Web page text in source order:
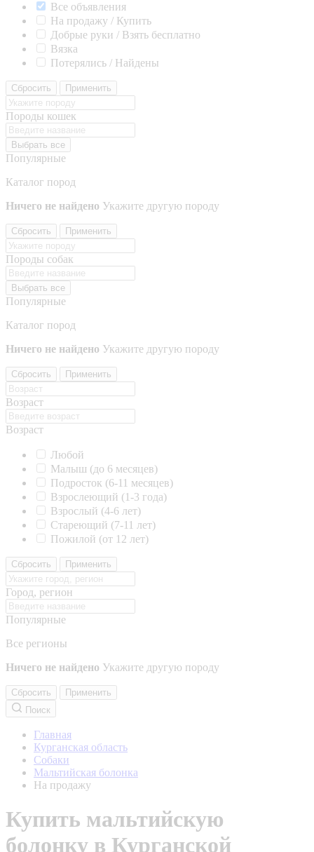
Все объявления
На продажу / Купить
Добрые руки / Взять бесплатно
Вязка
Потерялись / Найдены
Сбросить Применить
Породы кошек
Выбрать все
Популярные
Каталог пород
Ничего не найдено Укажите другую породу
Сбросить Применить
Породы собак
Выбрать все
Популярные
Каталог пород
Ничего не найдено Укажите другую породу
Сбросить Применить
Возраст
Возраст
Любой
Малыш (до 6 месяцев)
Подросток (6-11 месяцев)
Взрослеющий (1-3 года)
Взрослый (4-6 лет)
Стареющий (7-11 лет)
Пожилой (от 12 лет)
Сбросить Применить
Город, регион
Популярные
Все регионы
Ничего не найдено Укажите другую породу
Сбросить
Применить
Поиск
Главная
Курганская область
Собаки
Мальтийская болонка
На продажу
Купить мальтийскую
болонку в Курганской